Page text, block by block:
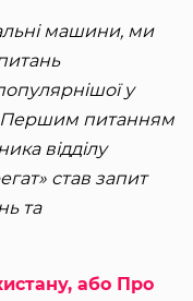
машини, ми
у
Першим питанням
відділу
став запит
та
або Про